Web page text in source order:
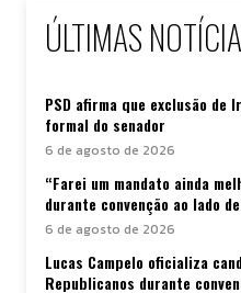
ÚLTIMAS
PSD afirma que exclusão
formal do senador
6 de agosto de 2026
“Farei um mandato ainda
durante convenção ao lado
6 de agosto de 2026
Lucas Campelo oficializa
Republicanos durante